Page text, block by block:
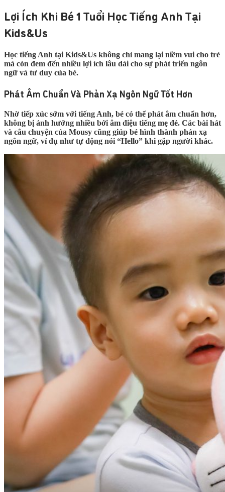
Lợi Ích Khi Bé 1 Tuổi Học Tiếng Anh Tại
Kids&Us
Học tiếng Anh tại Kids&Us không chỉ mang lại niềm vui cho trẻ
mà còn đem đến nhiều lợi ích lâu dài cho sự phát triển ngôn
ngữ và tư duy của bé.
Phát Âm Chuẩn Và Phản Xạ Ngôn Ngữ Tốt Hơn
Nhờ tiếp xúc sớm với tiếng Anh, bé có thể phát âm chuẩn hơn,
không bị ảnh hưởng nhiều bởi âm điệu tiếng mẹ đẻ. Các bài hát
và câu chuyện của Mousy cũng giúp bé hình thành phản xạ
ngôn ngữ, ví dụ như tự động nói “Hello” khi gặp người khác.